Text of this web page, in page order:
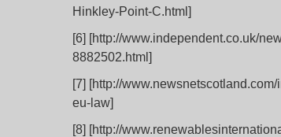
Hinkley-Point-C.html]
[6] [http://www.independent.co.uk/
8882502.html]
[7] [http://
eu-law]
[8] [http://